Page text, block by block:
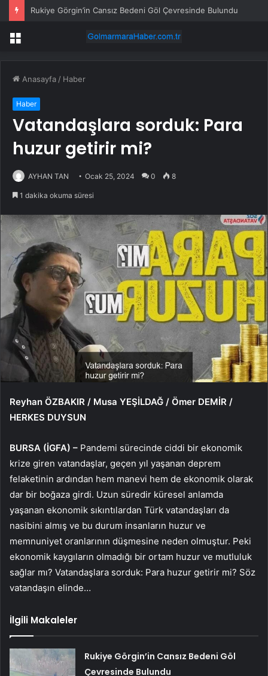
Rukiye Görgin’in Cansız Bedeni Göl Çevresinde Bulundu
Menü
Anasayfa / Haber
Haber
Vatandaşlara sorduk: Para
huzur getirir mi?
AYHAN TAN Ocak 25, 2024 0 8
1 dakika okuma süresi
Reyhan ÖZBAKIR / Musa YEŞİLDAĞ / Ömer DEMİR /
HERKES DUYSUN
BURSA (İGFA) – Pandemi sürecinde ciddi bir ekonomik
krize giren vatandaşlar, geçen yıl yaşanan deprem
felaketinin ardından hem manevi hem de ekonomik olarak
dar bir boğaza girdi. Uzun süredir küresel anlamda
yaşanan ekonomik sıkıntılardan Türk vatandaşları da
nasibini almış ve bu durum insanların huzur ve
memnuniyet oranlarının düşmesine neden olmuştur. Peki
ekonomik kaygıların olmadığı bir ortam huzur ve mutluluk
sağlar mı? Vatandaşlara sorduk: Para huzur getirir mi? Söz
vatandaşın elinde…
İlgili Makaleler
Rukiye Görgin’in Cansız Bedeni Göl
Çevresinde Bulundu